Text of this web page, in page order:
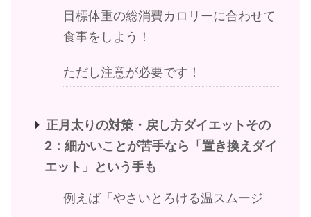
目標体重の総消費カロリーに合わせて
食事をしよう！
ただし注意が必要です！
正月太りの対策・戻し方ダイエットその
2：細かいことが苦手なら「置き換えダイ
エット」という手も
例えば「やさいとろける温スムージ